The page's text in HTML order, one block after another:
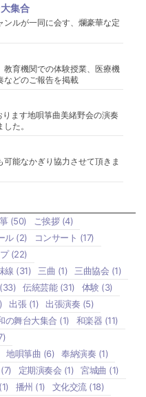
集合
ンルが一同に会す、爛豪華な定
教育機関での体験授業、医療機
などのご報告を掲載
ます地唄箏曲美緒野会の演奏
た。
能なかぎり協力させて頂きま
(50) ご挨拶(4)
ル(2) コンサート (17)
(22)
線 (31) 三曲 (1) 三曲協会 (1)
(33) 伝統芸能(31) 体験(3)
出張(1) 出張演奏 (5)
の舞台大集合 (1) 和楽器 (11)
地唄箏曲 (6) 奉納演奏 (1)
(7) 定期演奏会 (1) 宮城曲 (1)
播州 (1) 文化交流(18)